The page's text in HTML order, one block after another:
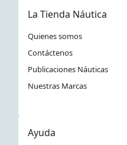
La Tienda Náutica
Quienes somos
Contáctenos
Publicaciones Náuticas
Nuestras Marcas
Ayuda